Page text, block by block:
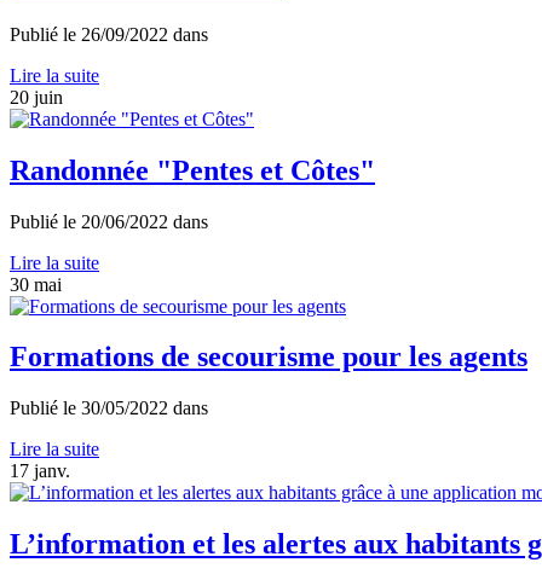
Publié le 26/09/2022 dans
Lire la suite
20 juin
Randonnée "Pentes et Côtes"
Publié le 20/06/2022 dans
Lire la suite
30 mai
Formations de secourisme pour les agents
Publié le 30/05/2022 dans
Lire la suite
17 janv.
L’information et les alertes aux